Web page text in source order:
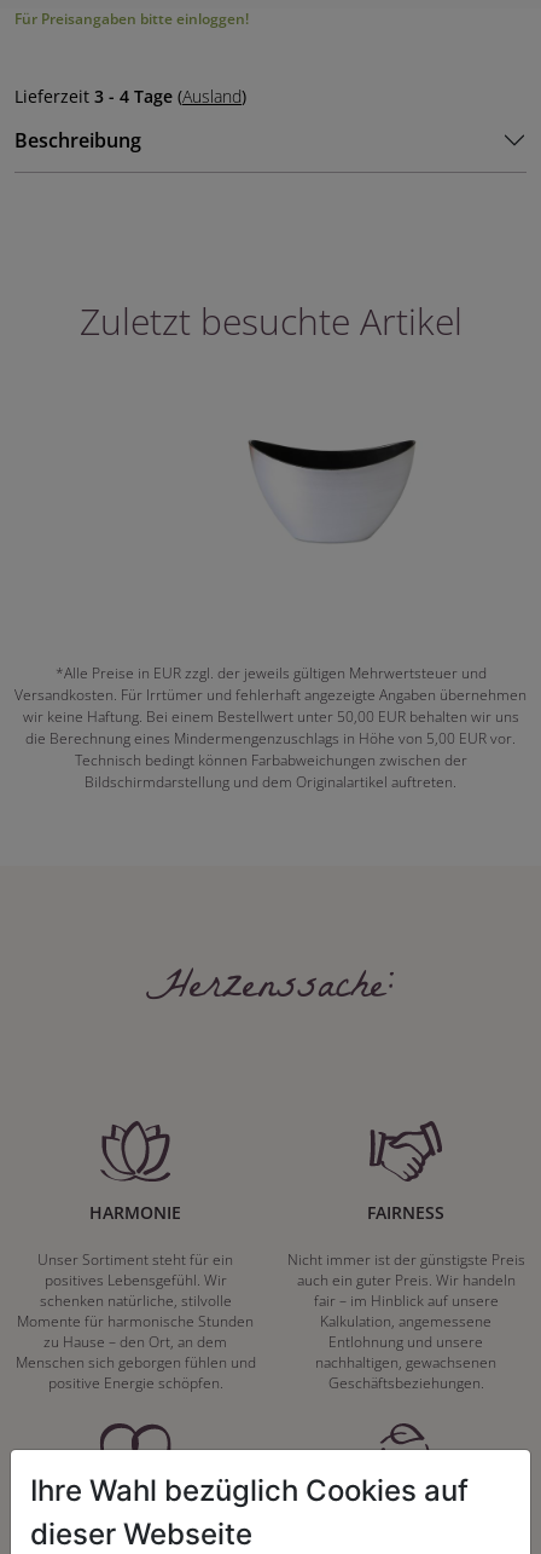
Für Preisangaben bitte einloggen!
Lieferzeit 3 - 4 Tage (Ausland)
Beschreibung
Zuletzt besuchte Artikel
*Alle Preise in EUR zzgl. der jeweils gültigen Mehrwertsteuer und
Versandkosten. Für Irrtümer und fehlerhaft angezeigte Angaben übernehmen
wir keine Haftung. Bei einem Bestellwert unter 50,00 EUR behalten wir uns
die Berechnung eines Mindermengenzuschlags in Höhe von 5,00 EUR vor.
Technisch bedingt können Farbabweichungen zwischen der
Bildschirmdarstellung und dem Originalartikel auftreten.
Herzenssache:
HARMONIE
Unser Sortiment steht für ein
positives Lebensgefühl. Wir
schenken natürliche, stilvolle
Momente für harmonische Stunden
zu Hause – den Ort, an dem
Menschen sich geborgen fühlen und
positive Energie schöpfen.
FAIRNESS
Nicht immer ist der günstigste Preis
auch ein guter Preis. Wir handeln
fair – im Hinblick auf unsere
Kalkulation, angemessene
Entlohnung und unsere
nachhaltigen, gewachsenen
Geschäftsbeziehungen.
Ihre Wahl bezüglich Cookies auf
dieser Webseite